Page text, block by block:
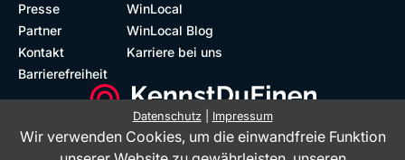
Presse
Partner
Kontakt
Barrierefreiheit
WinLocal
WinLocal Blog
Karriere bei uns
Datenschutz| Impressum
Wir verwenden Cookies, um die einwandfreie Funktion